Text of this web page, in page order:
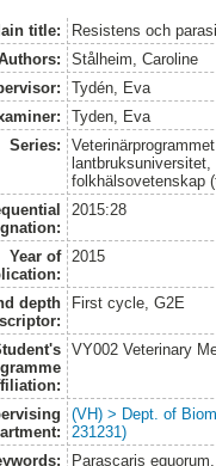
title:
Resistens och
Stålheim, Caroline
Tydén, Eva
Tyden, Eva
Series:
folkhälsovetenskap
2015:28
Year of
2015
depth
First cycle, G2E
VY002 Veterinary
(VH) > Dept. of
231231)
Parascaris